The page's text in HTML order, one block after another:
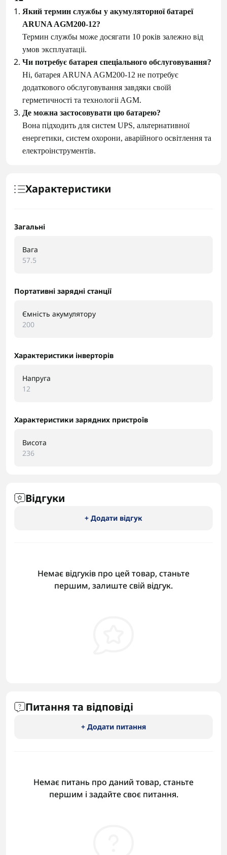
Який термин службы у акумуляторної батареї
ARUNA AGM200-12?
Термин службы може досягати 10 рокiв залежно вiд
умов эксплуатацii.
Чи потребує батарея спецiального обслуговування?
Нi, батарея ARUNA AGM200-12 не потребує
додаткового обслуговування завдяки своїй
герметичностi та технологii AGM.
Де можна застосовувати цю батарею?
Bона пiдходить для систем UPS, альтернативної
енергетики, систем охорони, аварiйного освiтлення та
електроiнструментiв.
Характеристики
Загальні
Вага
57.5
Портативні зарядні станції
Ємність акумулятору
200
Характеристики інверторів
Напруга
12
Характеристики зарядних пристроїв
Висота
236
Відгуки
+ Додати відгук
Немає відгуків про цей товар, станьте
першим, залиште свій відгук.
Питання та відповіді
+ Додати питання
Немає питань про даний товар, станьте
першим і задайте своє питання.